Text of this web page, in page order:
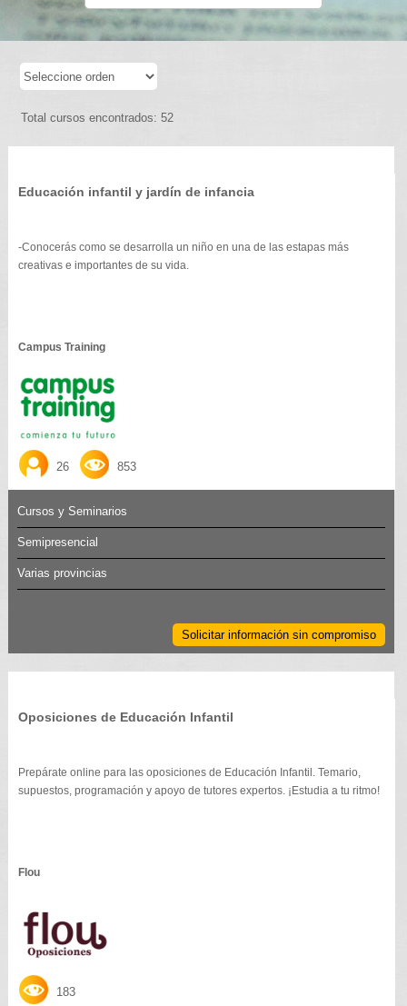
Total cursos encontrados: 52
Educación infantil y jardín de infancia
-Conocerás como se desarrolla un niño en una de las estapas más
creativas e importantes de su vida.
Campus Training
26 853
Cursos y Seminarios
Semipresencial
Varias provincias
Solicitar información sin compromiso
Oposiciones de Educación Infantil
Prepárate online para las oposiciones de Educación Infantil. Temario,
supuestos, programación y apoyo de tutores expertos. ¡Estudia a tu ritmo!
Flou
183